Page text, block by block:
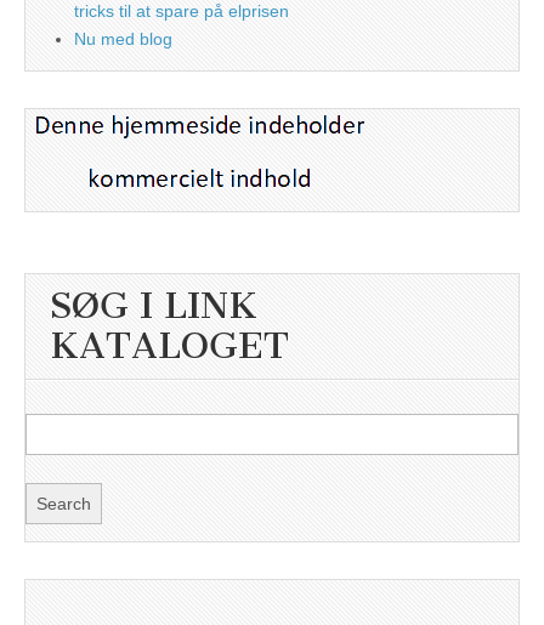
tricks til at spare på elprisen
Nu med blog
SØG I LINK
KATALOGET